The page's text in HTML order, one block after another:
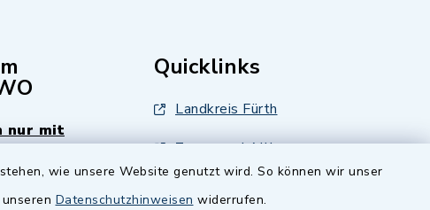
wie unsere Website genutzt wird. So können wir unser
Datenschutzhinweisen widerrufen.
nur mit
Quicklinks
Landkreis Fürth
Zenngrund Allianz